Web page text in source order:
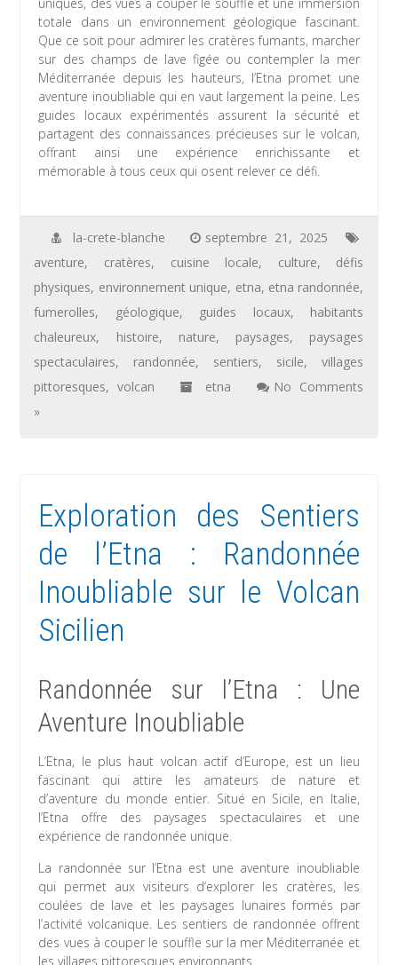
totale dans un environnement géologique fascinant.
Que ce soit pour admirer les cratères fumants, marcher
sur des champs de lave figée ou contempler la mer
Méditerranée depuis les hauteurs, l’Etna promet une
aventure inoubliable qui en vaut largement la peine. Les
guides locaux expérimentés assurent la sécurité et
partagent des connaissances précieuses sur le volcan,
offrant ainsi une expérience enrichissante et
mémorable à tous ceux qui osent relever ce défi.
la-crete-blanche
septembre 21, 2025
aventure, cratères, cuisine locale, culture, défis
physiques, environnement unique, etna, etna randonnée,
fumerolles, géologique, guides locaux, habitants
chaleureux, histoire, nature, paysages, paysages
spectaculaires, randonnée, sentiers, sicile,villages
pittoresques,volcan etna
No Comments
»
Exploration des Sentiers
de l’Etna : Randonnée
Inoubliable sur le Volcan
Sicilien
Randonnée sur l’Etna : Une
Aventure Inoubliable
L’Etna, le plus haut volcan actif d’Europe, est un lieu
fascinant qui attire les amateurs de nature et
d’aventure du monde entier. Situé en Sicile, en Italie,
l’Etna offre des paysages spectaculaires et une
expérience de randonnée unique.
La randonnée sur l’Etna est une aventure inoubliable
qui permet aux visiteurs d’explorer les cratères, les
coulées de lave et les paysages lunaires formés par
l’activité volcanique. Les sentiers de randonnée offrent
des vues à couper le souffle sur la mer Méditerranée et
les villages pittoresques environnants.